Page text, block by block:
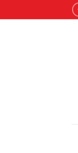
to